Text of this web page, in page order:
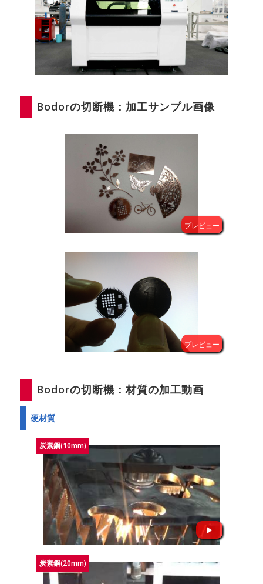
Bodorの切断機：加工サンプル画像
Bodorの切断機：材質の加工動画
硬材質
炭素鋼(10mm)
炭素鋼(20mm)